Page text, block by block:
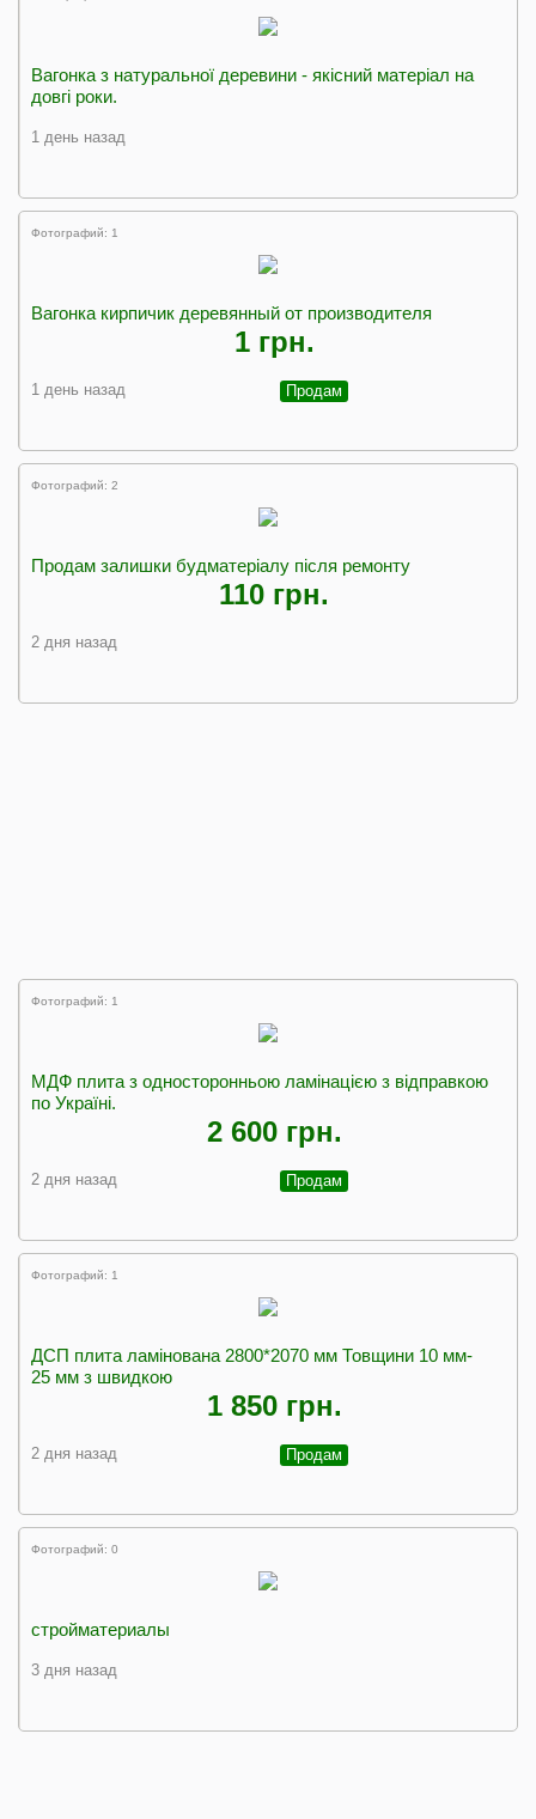
Вагонка з натуральної деревини - якісний матеріал на
довгі роки.
1 день назад
Фотографий: 1
Вагонка кирпичик деревянный от производителя
1 грн.
1 день назад Продам
Фотографий: 2
Продам залишки будматеріалу після ремонту
110 грн.
2 дня назад
Фотографий: 1
МДФ плита з односторонньою ламінацією з відправкою
по Україні.
2 600 грн.
2 дня назад Продам
Фотографий: 1
ДСП плита ламінована 2800*2070 мм Товщини 10 мм-
25 мм з швидкою
1 850 грн.
2 дня назад Продам
Фотографий: 0
стройматериалы
3 дня назад